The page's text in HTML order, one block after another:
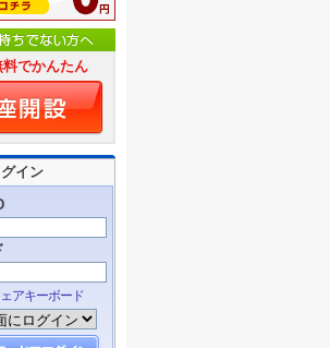
料でかんたん
イン
アキーボード